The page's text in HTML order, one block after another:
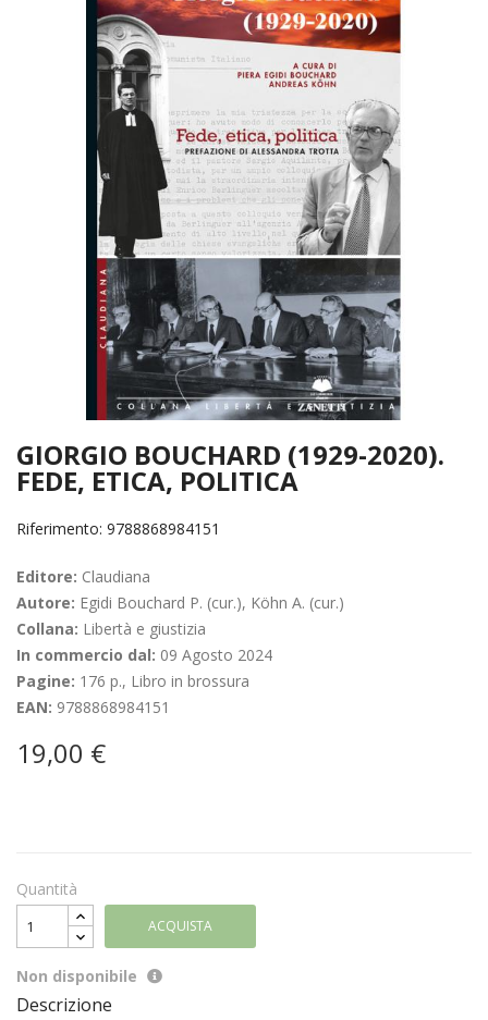
GIORGIO BOUCHARD (1929-2020).
FEDE, ETICA, POLITICA
Riferimento: 9788868984151
Editore: Claudiana
Autore: Egidi Bouchard P. (cur.), Köhn A. (cur.)
Collana: Libertà e giustizia
In commercio dal: 09 Agosto 2024
Pagine: 176 p., Libro in brossura
EAN: 9788868984151
19,00 €
Quantità
ACQUISTA
Non disponibile
Descrizione